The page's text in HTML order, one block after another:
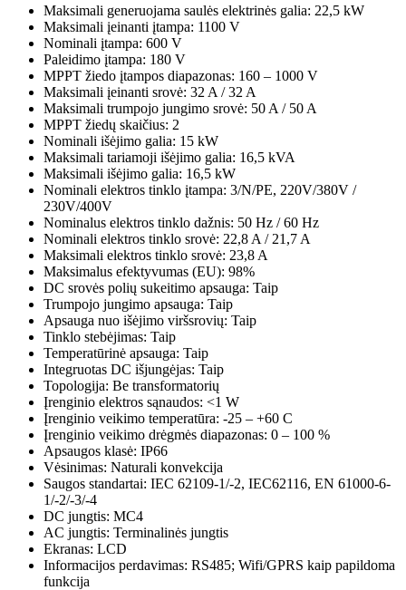
Maksimali generuojama saulės elektrinės galia: 22,5 kW
Maksimali įeinanti įtampa: 1100 V
Nominali įtampa: 600 V
Paleidimo įtampa: 180 V
MPPT žiedo įtampos diapazonas: 160 – 1000 V
Maksimali įeinanti srovė: 32 A / 32 A
Maksimali trumpojo jungimo srovė: 50 A / 50 A
MPPT žiedų skaičius: 2
Nominali išėjimo galia: 15 kW
Maksimali tariamoji išėjimo galia: 16,5 kVA
Maksimali išėjimo galia: 16,5 kW
Nominali elektros tinklo įtampa: 3/N/PE, 220V/380V /
230V/400V
Nominalus elektros tinklo dažnis: 50 Hz / 60 Hz
Nominali elektros tinklo srovė: 22,8 A / 21,7 A
Maksimali elektros tinklo srovė: 23,8 A
Maksimalus efektyvumas (EU): 98%
DC srovės polių sukeitimo apsauga: Taip
Trumpojo jungimo apsauga: Taip
Apsauga nuo išėjimo viršsrovių: Taip
Tinklo stebėjimas: Taip
Temperatūrinė apsauga: Taip
Integruotas DC išjungėjas: Taip
Topologija: Be transformatorių
Įrenginio elektros sąnaudos: <1 W
Įrenginio veikimo temperatūra: -25 – +60 C
Įrenginio veikimo drėgmės diapazonas: 0 – 100 %
Apsaugos klasė: IP66
Vėsinimas: Naturali konvekcija
Saugos standartai: IEC 62109-1/-2, IEC62116, EN 61000-6-
1/-2/-3/-4
DC jungtis: MC4
AC jungtis: Terminalinės jungtis
Ekranas: LCD
Informacijos perdavimas: RS485; Wifi/GPRS kaip papildoma
funkcija